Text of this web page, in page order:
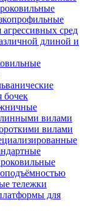
сред
длиной и
бочек
вилами
вилами
тележки